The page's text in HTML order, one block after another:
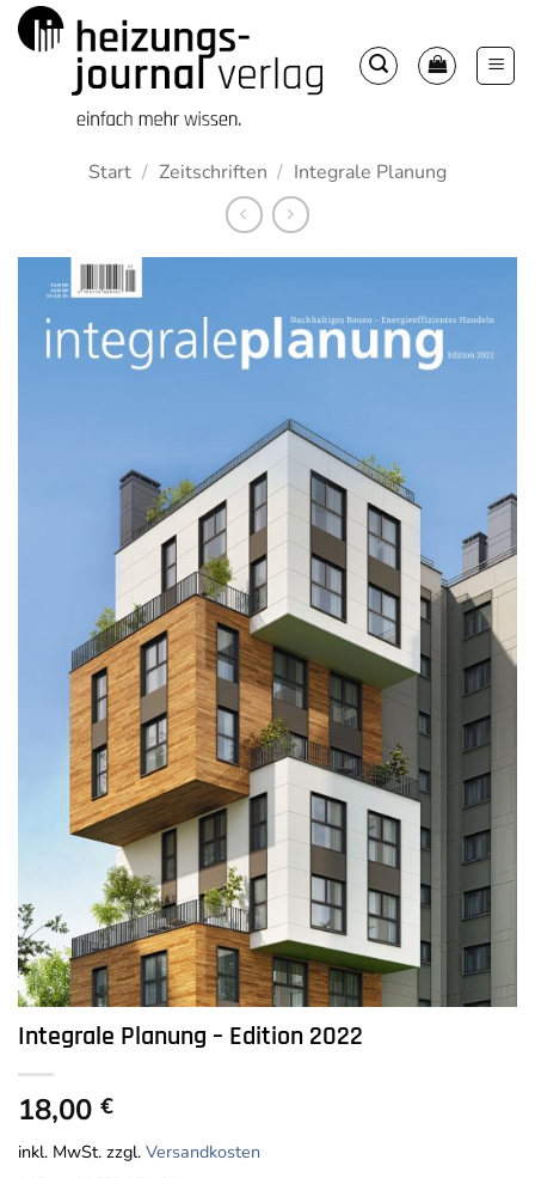
Zum
Inhalt
Start / Zeitschriften / Integrale Planung
Integrale Planung – Edition 2022
18,00 €
inkl. MwSt. zzgl. Versandkosten